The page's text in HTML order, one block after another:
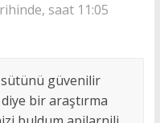
saat 11:05
sütünü güvenilir
bir araştırma